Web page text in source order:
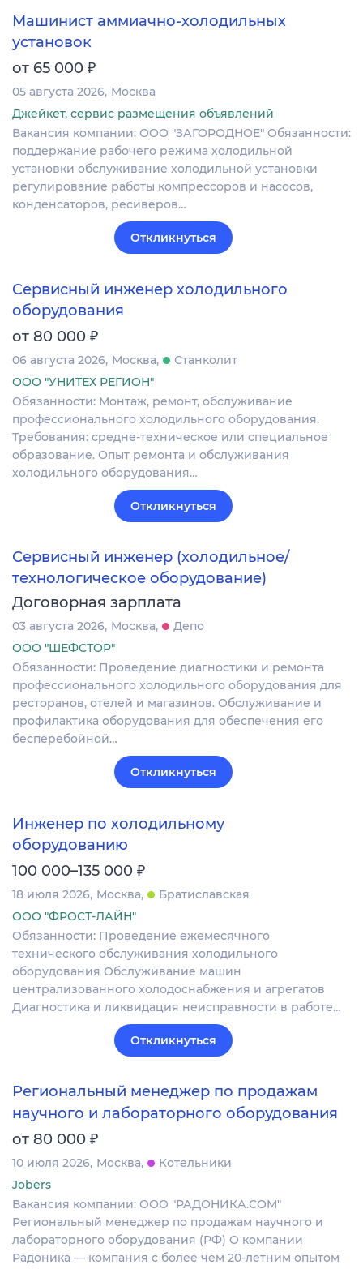
Машинист аммиачно-холодильных
установок
от 65 000 ₽
05 августа 2026 Москва
Джейкет, сервис размещения объявлений
Вакансия компании: ООО "ЗАГОРОДНОЕ" Обязанности:
поддержание рабочего режима холодильной
установки обслуживание холодильной установки
регулирование работы компрессоров и насосов,
конденсаторов, ресиверов…
Откликнуться
Сервисный инженер холодильного
оборудования
от 80 000 ₽
06 августа 2026 Москва
Станколит
ООО "УНИТЕХ РЕГИОН"
Обязанности: Монтаж, ремонт, обслуживание
профессионального холодильного оборудования.
Требования: средне-техническое или специальное
образование. Опыт ремонта и обслуживания
холодильного оборудования…
Откликнуться
Сервисный инженер (холодильное/
технологическое оборудование)
Договорная зарплата
03 августа 2026 Москва
Депо
ООО "ШЕФСТОР"
Обязанности: Проведение диагностики и ремонта
профессионального холодильного оборудования для
ресторанов, отелей и магазинов. Обслуживание и
профилактика оборудования для обеспечения его
бесперебойной…
Откликнуться
Инженер по холодильному
оборудованию
100 000–135 000 ₽
18 июля 2026 Москва
Братиславская
ООО "ФРОСТ-ЛАЙН"
Обязанности: Проведение ежемесячного
технического обслуживания холодильного
оборудования Обслуживание машин
централизованного холодоснабжения и агрегатов
Диагностика и ликвидация неисправности в работе…
Откликнуться
Региональный менеджер по продажам
научного и лабораторного оборудования
от 80 000 ₽
10 июля 2026 Москва
Котельники
Jobers
Вакансия компании: ООО "РАДОНИКА.СОМ"
Региональный менеджер по продажам научного и
лабораторного оборудования (РФ) О компании
Радоника — компания с более чем 20-летним опытом